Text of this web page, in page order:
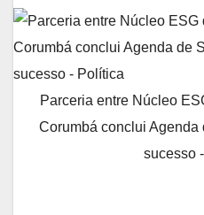
Parceria entre Núcleo
Corumbá conclui
sucesso